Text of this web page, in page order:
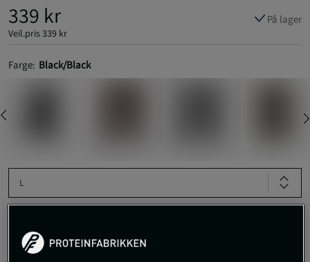
339 kr
Veil.pris339 kr
På lager
Farge: Black/Black
L